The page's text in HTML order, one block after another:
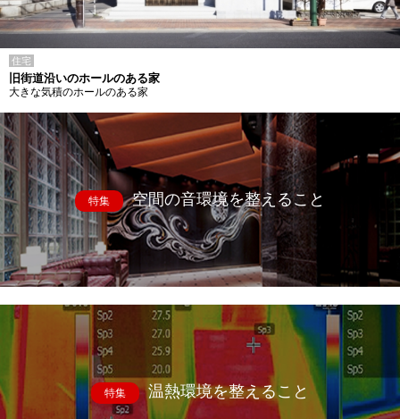
住宅
旧街道沿いのホールのある家
大きな気積のホールのある家
特集 空間の音環境を整えること
特集 温熱環境を整えること